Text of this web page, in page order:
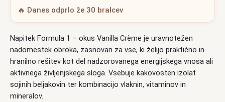
🔥 Danes odprlo že 30 bralcev
Napitek Formula 1 – okus Vanilla Crème je uravnotežen
nadomestek obroka, zasnovan za vse, ki želijo praktično in
hranilno rešitev kot del nadzorovanega energijskega vnosa ali
aktivnega življenjskega sloga. Vsebuje kakovosten izolat
sojinih beljakovin ter kombinacijo vlaknin, vitaminov in
mineralov.